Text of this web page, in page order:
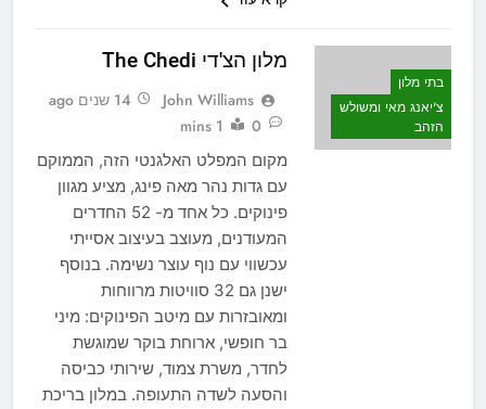
בתי מלון
צ'יאנג מאי ומשולש
הזהב
מלון הצ'די The Chedi
John Williams
14 שנים ago
0
1 mins
מקום המפלט האלגנטי הזה, הממוקם
עם גדות נהר מאה פינג, מציע מגוון
פינוקים. כל אחד מ- 52 החדרים
המעודנים, מעוצב בעיצוב אסייתי
עכשווי עם נוף עוצר נשימה. בנוסף
ישנן גם 32 סוויטות מרווחות
ומאובזרות עם מיטב הפינוקים: מיני
בר חופשי, ארוחת בוקר שמוגשת
לחדר, משרת צמוד, שירותי כביסה
והסעה לשדה התעופה. במלון בריכת